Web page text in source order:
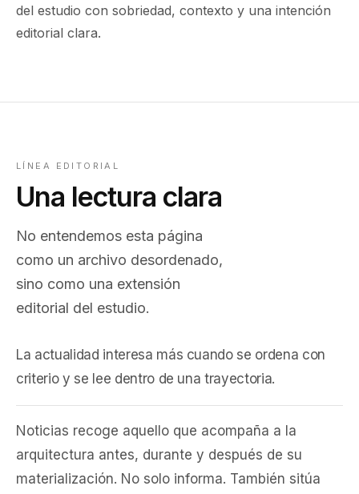
del estudio con sobriedad, contexto y una intención
editorial clara.
LÍNEA EDITORIAL
Una lectura clara
No entendemos esta página
como un archivo desordenado,
sino como una extensión
editorial del estudio.
La actualidad interesa más cuando se ordena con
criterio y se lee dentro de una trayectoria.
Noticias recoge aquello que acompaña a la
arquitectura antes, durante y después de su
materialización. No solo informa. También sitúa